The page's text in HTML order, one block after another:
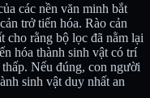
các nền văn minh bắt
trở tiến hóa. Rào cản
cho rằng bộ lọc đã nằm lại
hóa thành sinh vật có trí
Nếu đúng, con người
sinh vật duy nhất an